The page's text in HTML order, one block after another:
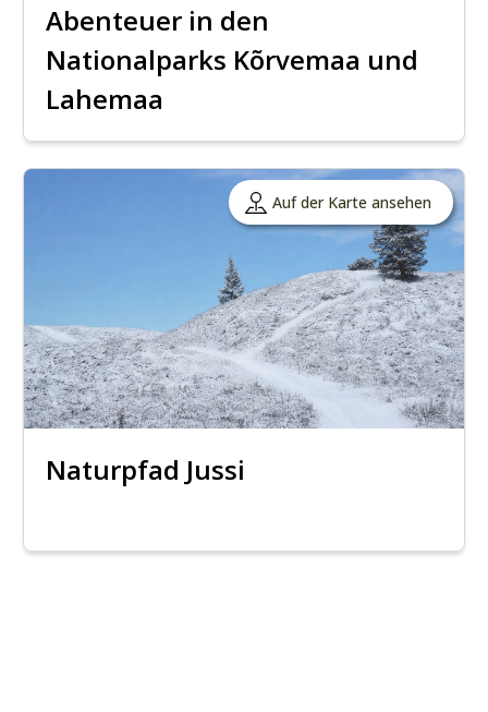
Abenteuer in den
Nationalparks Kõrvemaa und
Lahemaa
Auf der Karte ansehen
Naturpfad Jussi